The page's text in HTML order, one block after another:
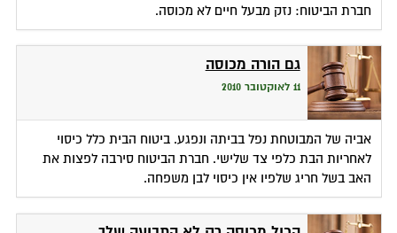
חברת הביטוח: נזק מבעל חיים לא מכוסה.
גם הורה מכוסה
11 לאוקטובר 2010
אביה של המבוטחת נפל בביתה ונפגע. ביטוח הבית כלל כיסוי
לאחריות הבת כלפי צד שלישי. חברת הביטוח סירבה לפצות את
האב בשל חריג שלפיו אין כיסוי לבן משפחה.